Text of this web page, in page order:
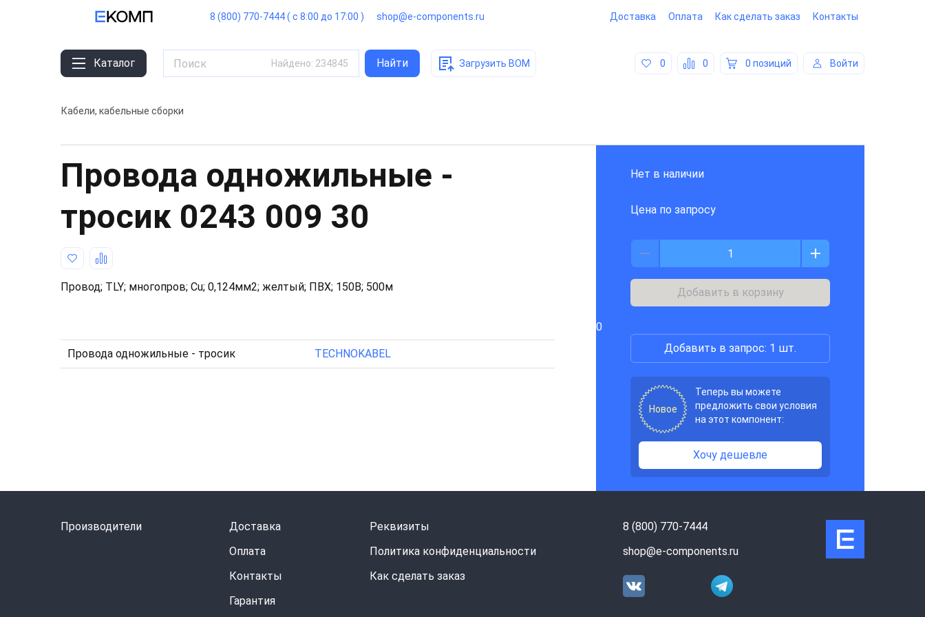
8 (800) 770-7444 ( с 8:00 до 17:00 ) shop@e-components.ru Доставка Оплата Как сделать заказ Контакты
Каталог Найдено: 234845 Найти Загрузить BOM 0 0 0 позиций Войти
Кабели, кабельные сборки
Провода одножильные -
тросик 0243 009 30
Провод; TLY; многопров; Cu; 0,124мм2; желтый; ПВХ; 150В; 500м
Провода одножильные - тросик TECHNOKABEL
Нет в наличии
Цена по запросу
Добавить в корзину
0
Добавить в запрос: 1 шт.
Новое
Теперь вы можете
предложить свои условия
на этот компонент:
Хочу дешевле
Производители
Доставка
Оплата
Контакты
Гарантия
Реквизиты
Политика конфиденциальности
Как сделать заказ
8 (800) 770-7444
shop@e-components.ru